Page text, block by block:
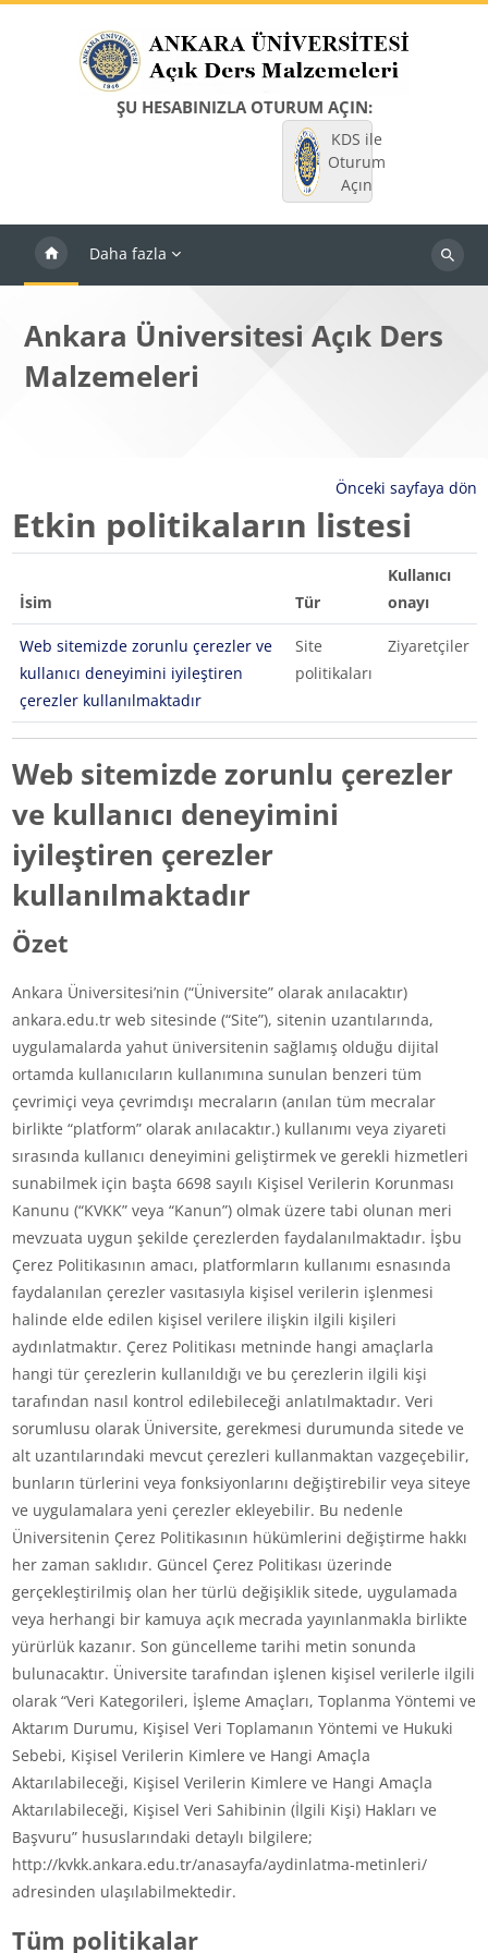
ŞU HESABINIZLA OTURUM AÇIN:
KDS ile
Oturum
Açın
Daha fazla
Dersleri
Ankara Üniversitesi Açık Ders
Malzemeleri
Önceki sayfaya dön
Etkin politikaların listesi
İsim Tür
Kullanıcı
onayı
Web sitemizde zorunlu çerezler ve
kullanıcı deneyimini iyileştiren
çerezler kullanılmaktadır
Site
politikaları
Ziyaretçiler
Web sitemizde zorunlu çerezler
ve kullanıcı deneyimini
iyileştiren çerezler
kullanılmaktadır
Özet
Ankara Üniversitesi’nin (“Üniversite” olarak anılacaktır)
ankara.edu.tr web sitesinde (“Site”), sitenin uzantılarında,
uygulamalarda yahut üniversitenin sağlamış olduğu dijital
ortamda kullanıcıların kullanımına sunulan benzeri tüm
çevrimiçi veya çevrimdışı mecraların (anılan tüm mecralar
birlikte “platform” olarak anılacaktır.) kullanımı veya ziyareti
sırasında kullanıcı deneyimini geliştirmek ve gerekli hizmetleri
sunabilmek için başta 6698 sayılı Kişisel Verilerin Korunması
Kanunu (“KVKK” veya “Kanun”) olmak üzere tabi olunan meri
mevzuata uygun şekilde çerezlerden faydalanılmaktadır. İşbu
Çerez Politikasının amacı, platformların kullanımı esnasında
faydalanılan çerezler vasıtasıyla kişisel verilerin işlenmesi
halinde elde edilen kişisel verilere ilişkin ilgili kişileri
aydınlatmaktır. Çerez Politikası metninde hangi amaçlarla
hangi tür çerezlerin kullanıldığı ve bu çerezlerin ilgili kişi
tarafından nasıl kontrol edilebileceği anlatılmaktadır. Veri
sorumlusu olarak Üniversite, gerekmesi durumunda sitede ve
alt uzantılarındaki mevcut çerezleri kullanmaktan vazgeçebilir,
bunların türlerini veya fonksiyonlarını değiştirebilir veya siteye
ve uygulamalara yeni çerezler ekleyebilir. Bu nedenle
Üniversitenin Çerez Politikasının hükümlerini değiştirme hakkı
her zaman saklıdır. Güncel Çerez Politikası üzerinde
gerçekleştirilmiş olan her türlü değişiklik sitede, uygulamada
veya herhangi bir kamuya açık mecrada yayınlanmakla birlikte
yürürlük kazanır. Son güncelleme tarihi metin sonunda
bulunacaktır. Üniversite tarafından işlenen kişisel verilerle ilgili
olarak “Veri Kategorileri, İşleme Amaçları, Toplanma Yöntemi ve
Aktarım Durumu, Kişisel Veri Toplamanın Yöntemi ve Hukuki
Sebebi, Kişisel Verilerin Kimlere ve Hangi Amaçla
Aktarılabileceği, Kişisel Verilerin Kimlere ve Hangi Amaçla
Aktarılabileceği, Kişisel Veri Sahibinin (İlgili Kişi) Hakları ve
Başvuru” hususlarındaki detaylı bilgilere;
http://kvkk.ankara.edu.tr/anasayfa/aydinlatma-metinleri/
adresinden ulaşılabilmektedir.
Tüm politikalar